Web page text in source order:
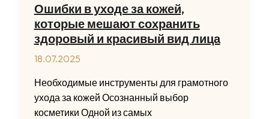
Ошибки в уходе за кожей,
которые мешают сохранить
здоровый и красивый вид лица
18.07.2025
Необходимые инструменты для грамотного
ухода за кожей Осознанный выбор
косметики Одной из самых